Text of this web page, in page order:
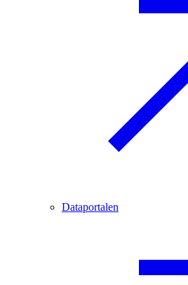
Dataportalen